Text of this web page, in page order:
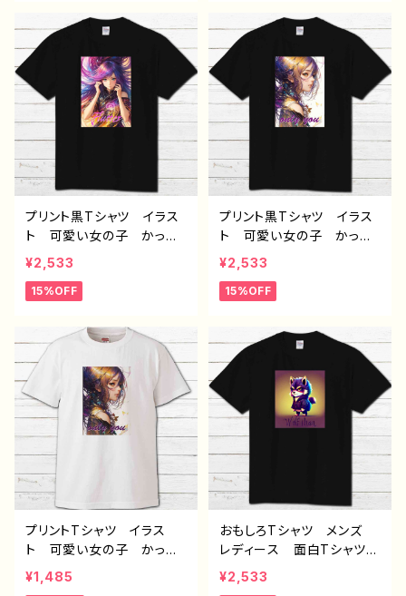
おすすめ 人気 イラスト
レーター 絵師 クリエイ
ター 白 半袖シャツ コ
ラボ オリジナル デザイ
ン グッズ ノンブランド
リジナル デザイン グッ
ズ 半袖シャツ ノンブラン
ド H-7 タイトル：青い真
珠の耳飾りの少女 Tシャ
ツ
プリント黒Tシャツ イラス
ト 可愛い女の子 かっこ
いい女子 美しい女の子
カラーヘア ロングヘア
おしゃれ エモい メン
おすすめ 人気 イラスト
レーター 絵師 クリエイ
ター 半袖シャツ コラ
ボ オリジナル デザイ
ン グッズ ノンブランド
¥2,533
15%OFF
プリント黒Tシャツ イラス
ト 可愛い女の子 かっこ
いい女子 美しい女の子
黒髪 ロングヘア おしゃ
れ エモい メンズ レデ
め 人気 イラストレータ
ー 絵師 クリエイター
半袖シャツ コラボ オリ
ジナル デザイン グッ
ズ ノンブランド J1-9
¥2,533
15%OFF
プリントTシャツ イラス
ト 可愛い女の子 かっこ
いい女子 美しい女の子
黒髪 ロングヘア おしゃ
¥1,485
おもしろTシャツ メンズ
レディース 面白Tシャツ
かわいい かっこいい お
しゃれ 動物 イラスト
¥2,533